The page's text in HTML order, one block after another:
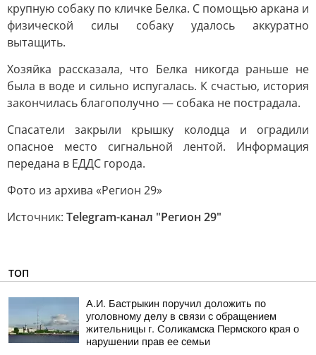
крупную собаку по кличке Белка. С помощью аркана и
физической силы собаку удалось аккуратно
вытащить.
Хозяйка рассказала, что Белка никогда раньше не
была в воде и сильно испугалась. К счастью, история
закончилась благополучно — собака не пострадала.
Спасатели закрыли крышку колодца и оградили
опасное место сигнальной лентой. Информация
передана в ЕДДС города.
Фото из архива «Регион 29»
Источник: Telegram-канал "Регион 29"
ТОП
А.И. Бастрыкин поручил доложить по
уголовному делу в связи с обращением
жительницы г. Соликамска Пермского края о
нарушении прав ее семьи